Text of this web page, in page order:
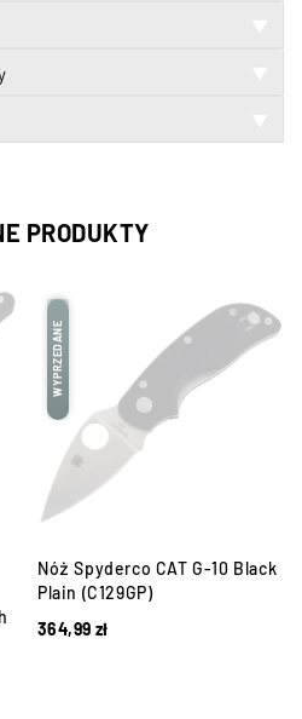
PRODUKTY
WYPRZEDANE
Nóż Spyderco CAT G-10 Black
Plain (C129GP)
364,99 zł